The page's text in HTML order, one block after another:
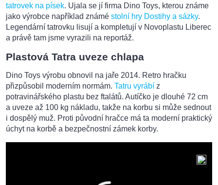
tatrovek na písek. Ujala se jí firma Dino Toys, kterou známe
jako výrobce například známé stolní hry Dostihy a sázky.
Legendární tatrovku lisují a kompletují v Novoplastu Liberec
a právě tam jsme vyrazili na reportáž.
Plastová Tatra uveze chlapa
Dino Toys výrobu obnovil na jaře 2014. Retro hračku
přizpůsobil moderním normám. Tatru vyrábí z
potravinářského plastu bez ftalátů. Autíčko je dlouhé 72 cm
a uveze až 100 kg nákladu, takže na korbu si může sednout
i dospělý muž. Proti původní hračce má ta moderní praktický
úchyt na korbě a bezpečnostní zámek korby.